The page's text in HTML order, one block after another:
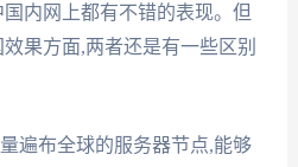
内网上都有不错的表现。但
果方面,两者还是有一些区别
遍布全球的服务器节点,能够